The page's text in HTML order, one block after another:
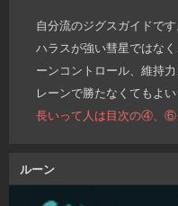
自分流のジグスガイドです
ハラスが強い彗星ではな
ーンコントロール、維持
レーンで勝たなくてもよ
長いって人は目次の④、⑥
ルーン